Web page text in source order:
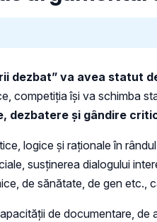
dezbat” va avea statut
competiția își va schimba
dezbatere și gândire
logice și raționale în
susținerea dialogului
de sănătate, de gen etc.,
de documentare,